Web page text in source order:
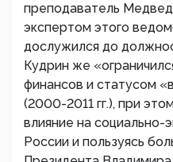
преподаватель
экспертом этого
дослужился до
Кудрин же
финансов и статусом
(2000-2011 гг.), при
влияние на социально-
России и пользуясь